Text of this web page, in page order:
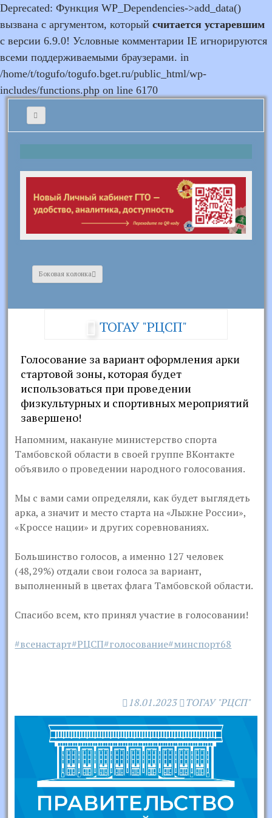
Deprecated: Функция WP_Dependencies->add_data()
вызвана с аргументом, который считается устаревшим
с версии 6.9.0! Условные комментарии IE игнорируются
всеми поддерживаемыми браузерами. in
/home/t/togufo/togufo.bget.ru/public_html/wp-
includes/functions.php on line 6170
Боковая колонка
ТОГАУ "РЦСП"
Голосование за вариант оформления арки
стартовой зоны, которая будет
использоваться при проведении
физкультурных и спортивных мероприятий
завершено!
Напомним, накануне министерство спорта
Тамбовской области в своей группе ВКонтакте
объявило о проведении народного голосования.
Мы с вами сами определяли, как будет выглядеть
арка, а значит и место старта на «Лыжне России»,
«Кроссе нации» и других соревнованиях.
Большинство голосов, а именно 127 человек
(48,29%) отдали свои голоса за вариант,
выполненный в цветах флага Тамбовской области.
Спасибо всем, кто принял участие в голосовании!
#всенастарт#РЦСП#голосование#минспорт68
18.01.2023 ТОГАУ "РЦСП"